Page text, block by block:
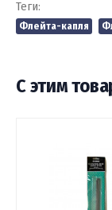
Теги:
Флейта-капля
С этим